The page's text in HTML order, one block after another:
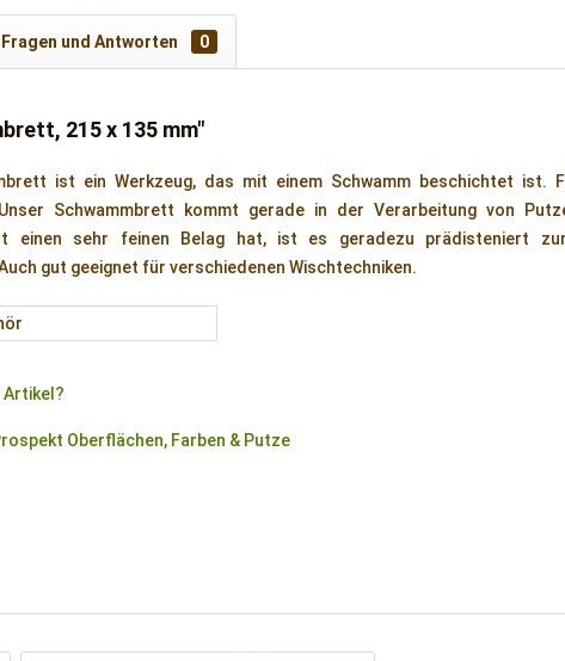
Fragen und Antworten 0
215 x 135 mm"
ist ein Werkzeug, das mit einem Schwamm beschichtet ist.
Schwammbrett kommt gerade in der Verarbeitung von
einen sehr feinen Belag hat, ist es geradezu prädisteniert
gut geeignet für verschiedenen Wischtechniken.
Artikel?
Oberflächen, Farben & Putze